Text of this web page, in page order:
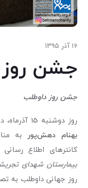
۱۶ آذر ۱۳۹۵
جشن
جشن روز داوطلب
روز دوشنبه 15 آذرماه، داوطلبان همیشه همراه
بهنام دهش‌پور
به
کانترهای اطلاع
بیمارستان شهدای
روز جهانی داوطلب به